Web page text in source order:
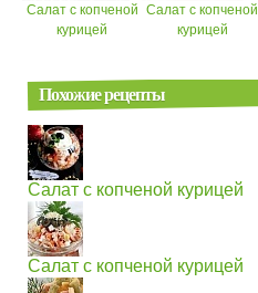
Салат с копченой
курицей
Салат с копченой
курицей
Похожие рецепты
Салат с копченой курицей
Салат с копченой курицей